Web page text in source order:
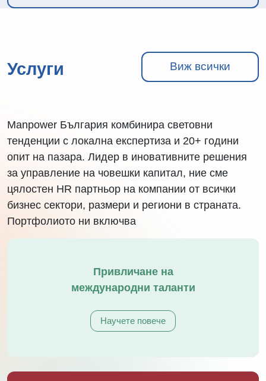
Услуги Виж всички
Manpower България комбинира световни
тенденции с локална експертиза и 20+ години
опит на пазара. Лидер в иновативните решения
за управление на човешки капитал, ние сме
цялостен HR партньор на компании от всички
бизнес сектори, размери и региони в страната.
Портфолиото ни включва
Привличане на
международни таланти
Научете повече